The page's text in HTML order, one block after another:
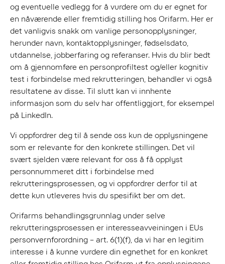
og eventuelle vedlegg for å vurdere om du er egnet for
en nåværende eller fremtidig stilling hos Orifarm. Her er
det vanligvis snakk om vanlige personopplysninger,
herunder navn, kontaktopplysninger, fødselsdato,
utdannelse, jobberfaring og referanser. Hvis du blir bedt
om å gjennomføre en personprofiltest og/eller kognitiv
test i forbindelse med rekrutteringen, behandler vi også
resultatene av disse. Til slutt kan vi innhente
informasjon som du selv har offentliggjort, for eksempel
på LinkedIn.
Vi oppfordrer deg til å sende oss kun de opplysningene
som er relevante for den konkrete stillingen. Det vil
svært sjelden være relevant for oss å få opplyst
personnummeret ditt i forbindelse med
rekrutteringsprosessen, og vi oppfordrer derfor til at
dette kun utleveres hvis du spesifikt ber om det.
Orifarms behandlingsgrunnlag under selve
rekrutteringsprosessen er interesseavveiningen i EUs
personvernforordning – art. 6(1)(f), da vi har en legitim
interesse i å kunne vurdere din egnethet for en konkret